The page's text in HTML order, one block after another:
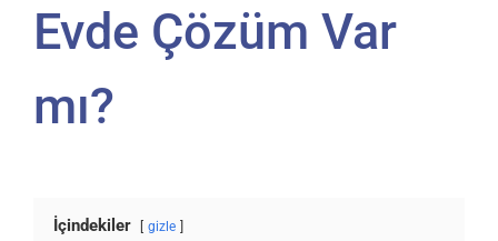
Evde Çözüm Var
mı?
İçindekiler gizle